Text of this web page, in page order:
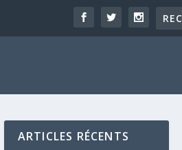
ARTICLES RÉCENTS